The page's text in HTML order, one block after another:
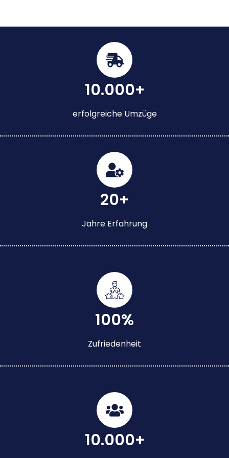
10.000+
erfolgreiche Umzüge
20+
Jahre Erfahrung
100%
Zufriedenheit
10.000+